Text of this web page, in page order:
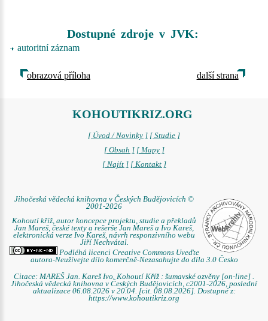
Dostupné zdroje v JVK:
autoritní záznam
obrazová příloha další strana
KOHOUTIKRIZ.ORG
[ Úvod / Novinky ] [ Studie ]
[ Obsah ] [ Mapy ]
[ Najít ] [ Kontakt ]
Jihočeská vědecká knihovna v Českých Budějovicích ©
2001-2026
Kohoutí kříž, autor koncepce projektu, studie a překladů
Jan Mareš, české texty a rešerše Jan Mareš a Ivo Kareš,
elektronická verze Ivo Kareš, návrh responzivního webu
Jiří Nechvátal.
Podléhá licenci Creative Commons Uveďte
autora-Neužívejte dílo komerčně-Nezasahujte do díla 3.0 Česko
Citace: MAREŠ Jan. Kareš Ivo. Kohoutí Kříž : šumavské ozvěny [on-line] .
Jihočeská vědecká knihovna v Českých Budějovicích, c2001-2026, poslední
aktualizace 06.08.2026 v 20.04. [cit. 08.08.2026]. Dostupné z:
https://www.kohoutikriz.org